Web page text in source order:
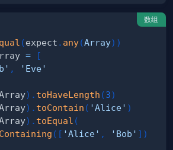
数组
(expect . any(Array) )
=
[
,
'Eve'
) . toHaveLength (3)
) . toContain ( 'Alice' )
) . toEqual (
( [ 'Alice' , 'Bob' ] )